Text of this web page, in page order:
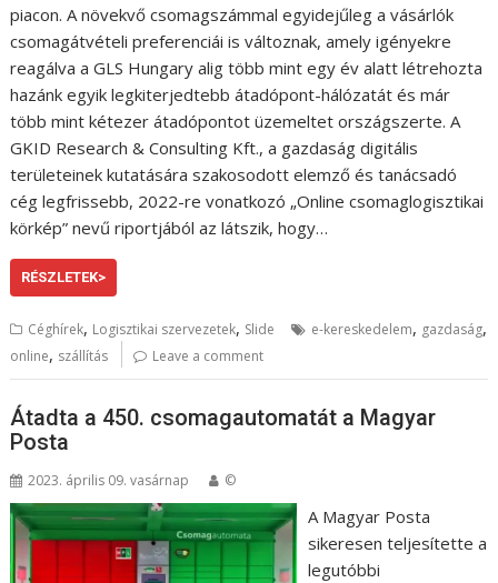
piacon. A növekvő csomagszámmal egyidejűleg a vásárlók
csomagátvételi preferenciái is változnak, amely igényekre
reagálva a GLS Hungary alig több mint egy év alatt létrehozta
hazánk egyik legkiterjedtebb átadópont-hálózatát és már
több mint kétezer átadópontot üzemeltet országszerte. A
GKID Research & Consulting Kft., a gazdaság digitális
területeinek kutatására szakosodott elemző és tanácsadó
cég legfrissebb, 2022-re vonatkozó „Online csomaglogisztikai
körkép” nevű riportjából az látszik, hogy…
RÉSZLETEK>
Céghírek, Logisztikai szervezetek, Slide e-kereskedelem, gazdaság,
online, szállítás Leave a comment
Átadta a 450. csomagautomatát a Magyar
Posta
2023. április 09. vasárnap ©
A Magyar Posta
sikeresen teljesítette a
legutóbbi